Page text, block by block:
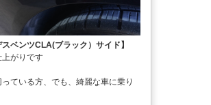
ベンツCLA(ブラック）サイド】
がりです
ている方、でも、綺麗な車に乗り